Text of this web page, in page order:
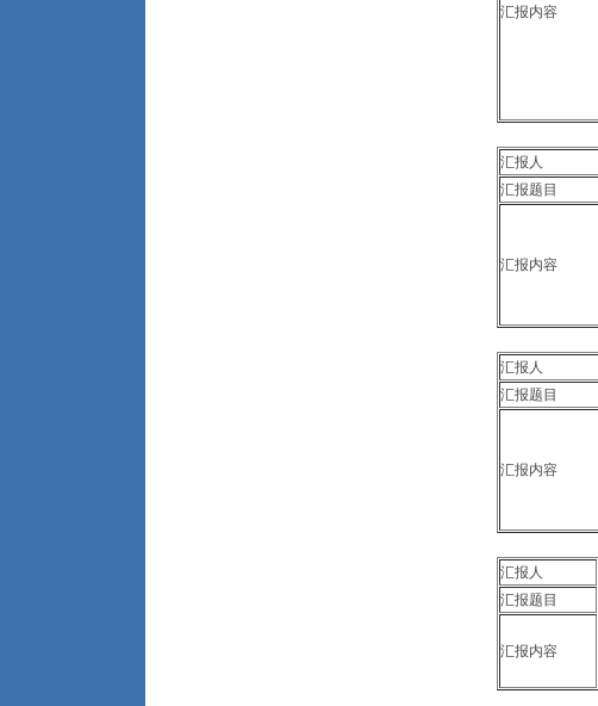
汇报内容
汇报人
汇报题目
汇报内容
汇报人
汇报题目
汇报内容
汇报人
汇报题目
汇报内容